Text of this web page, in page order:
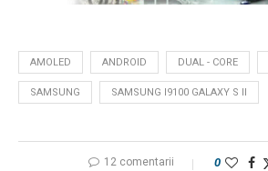
AMOLED ANDROID DUAL - CORE
SAMSUNG SAMSUNG I9100 GALAXY S II
12 comentarii 0